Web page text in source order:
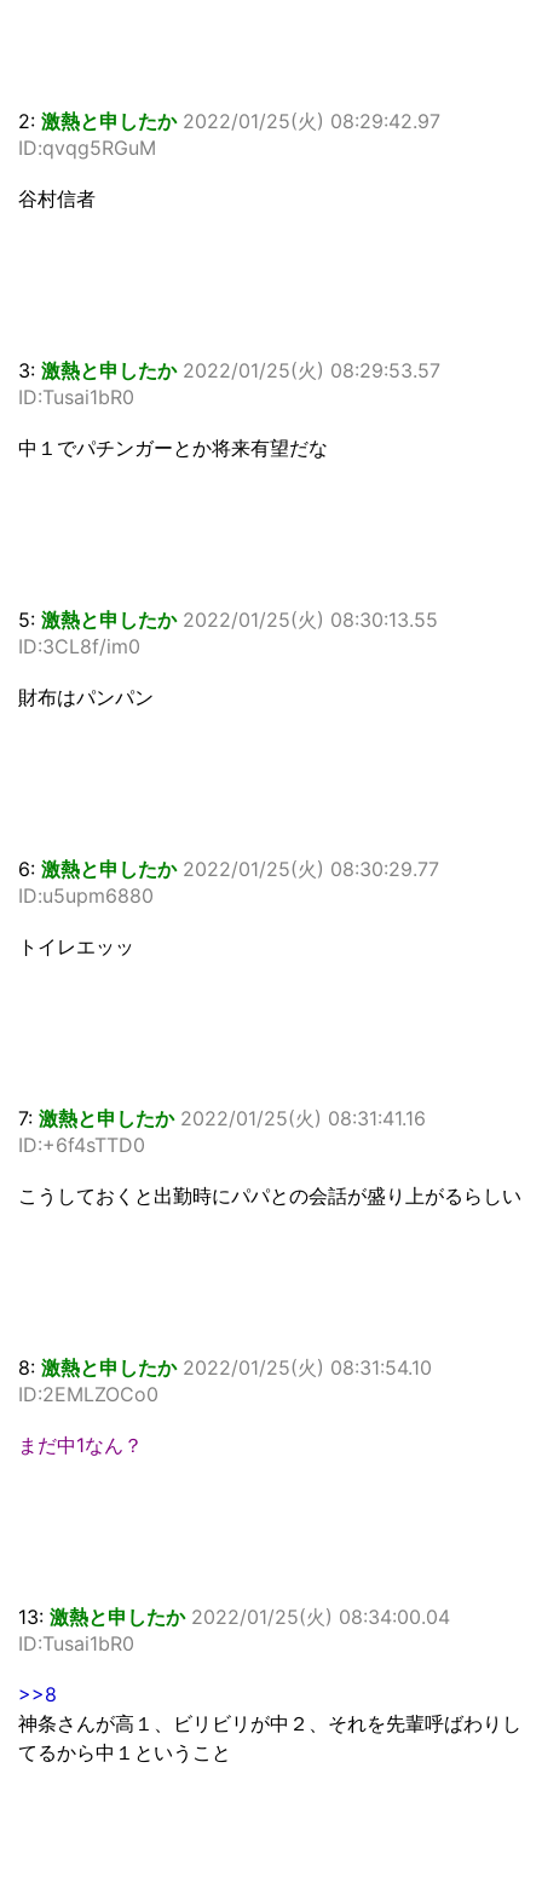
2: 激熱と申したか 2022/01/25(火) 08:29:42.97
ID:qvqg5RGuM
谷村信者
3: 激熱と申したか 2022/01/25(火) 08:29:53.57
ID:Tusai1bR0
中１でパチンガーとか将来有望だな
5: 激熱と申したか 2022/01/25(火) 08:30:13.55
ID:3CL8f/im0
財布はパンパン
6: 激熱と申したか 2022/01/25(火) 08:30:29.77
ID:u5upm6880
トイレエッッ
7: 激熱と申したか 2022/01/25(火) 08:31:41.16
ID:+6f4sTTD0
こうしておくと出勤時にパパとの会話が盛り上がるらしい
8: 激熱と申したか 2022/01/25(火) 08:31:54.10
ID:2EMLZOCo0
まだ中1なん？
13: 激熱と申したか 2022/01/25(火) 08:34:00.04
ID:Tusai1bR0
>>8
神条さんが高１、ビリビリが中２、それを先輩呼ばわりし
てるから中１ということ